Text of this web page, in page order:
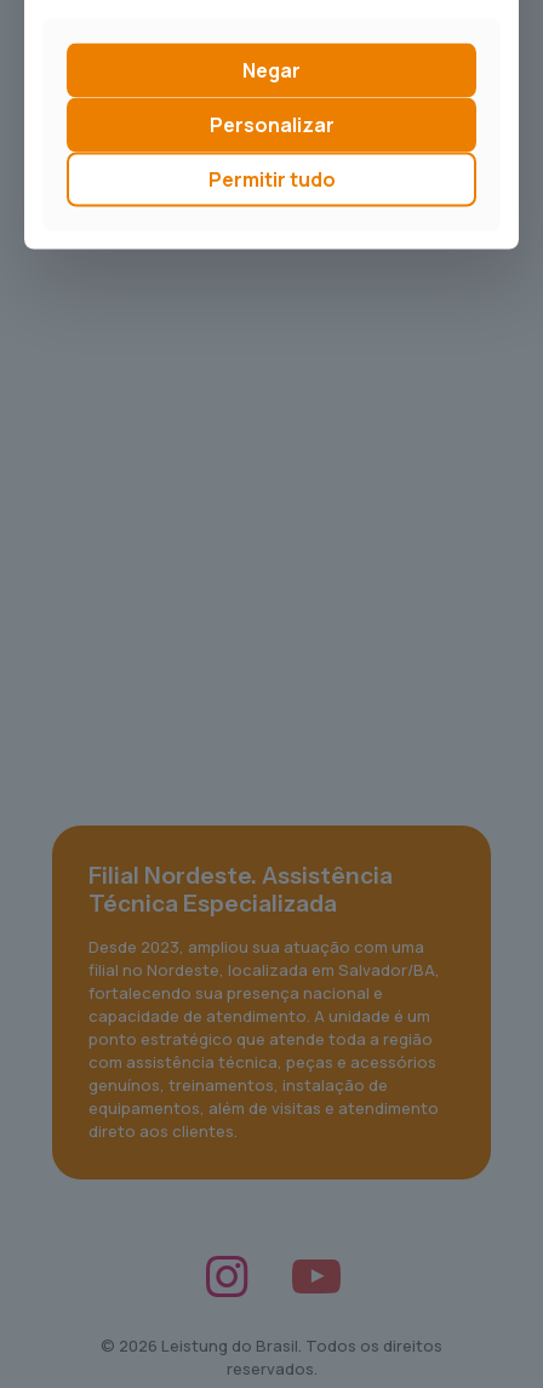
Filial Nordeste. Assistência
Técnica Especializada
Desde 2023, ampliou sua atuação com uma
filial no Nordeste, localizada em Salvador/BA,
fortalecendo sua presença nacional e
capacidade de atendimento. A unidade é um
ponto estratégico que atende toda a região
com assistência técnica, peças e acessórios
genuínos, treinamentos, instalação de
equipamentos, além de visitas e atendimento
direto aos clientes.
© 2026 Leistung do Brasil. Todos os direitos
reservados.
Negar
Personalizar
Permitir tudo